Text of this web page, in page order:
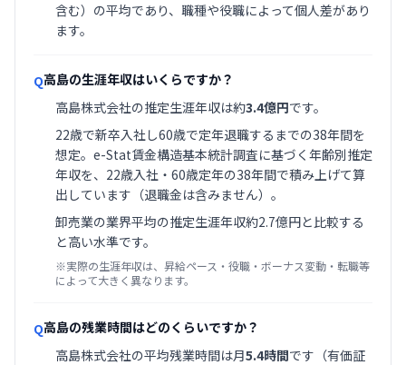
含む）の平均であり、職種や役職によって個人差があり
ます。
Q高島の生涯年収はいくらですか？
高島株式会社の推定生涯年収は約3.4億円です。
22歳で新卒入社し60歳で定年退職するまでの38年間を
想定。e-Stat賃金構造基本統計調査に基づく年齢別推定
年収を、22歳入社・60歳定年の38年間で積み上げて算
出しています（退職金は含みません）。
卸売業の業界平均の推定生涯年収約2.7億円と比較する
と高い水準です。
※実際の生涯年収は、昇給ペース・役職・ボーナス変動・転職等
によって大きく異なります。
Q高島の残業時間はどのくらいですか？
高島株式会社の平均残業時間は月5.4時間です（有価証